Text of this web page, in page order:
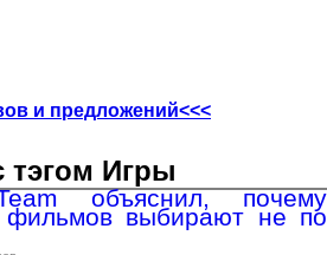
и предложений<<<
тэгом Игры
объяснил, почему
фильмов выбирают не по